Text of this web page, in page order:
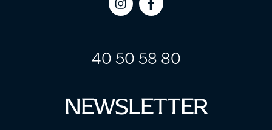
Icon
Icon
40 50 58 80
NEWSLETTER